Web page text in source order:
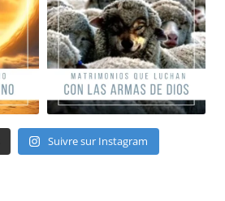
Suivre sur Instagram